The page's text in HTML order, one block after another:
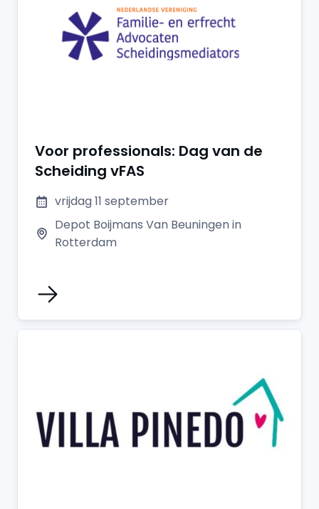
Voor professionals: Dag van de
Scheiding vFAS
vrijdag 11 september
Depot Boijmans Van Beuningen in
Rotterdam